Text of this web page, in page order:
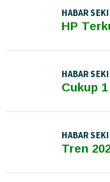
HABAR
HP
HABAR
Cukup
HABAR
Tren